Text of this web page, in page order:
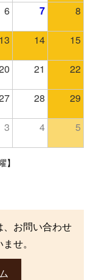
6 7 8
13 14 15
21 22
28 29
3 4 5
、お問い合わせ
せ。